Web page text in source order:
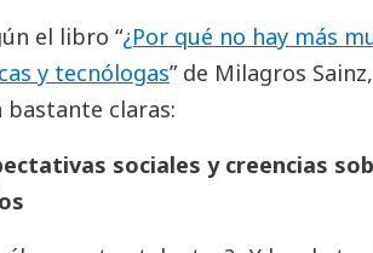
el libro “¿Por qué no hay más
y tecnólogas” de Milagros
bastante claras:
sociales y creencias